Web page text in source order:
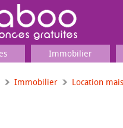
Immobilier
Immobilier Location